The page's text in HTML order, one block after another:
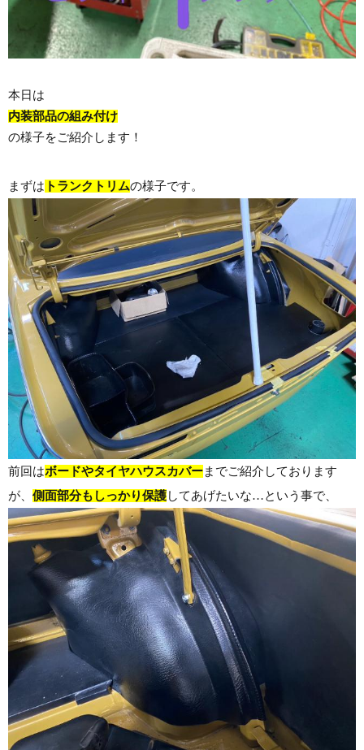
本日は
内装部品の組み付け
の様子をご紹介します！
まずは トランクトリムの様子です。
前回はボードやタイヤハウスカバーまでご紹介しております
が、 側面部分もしっかり保護してあげたいな…という事で、